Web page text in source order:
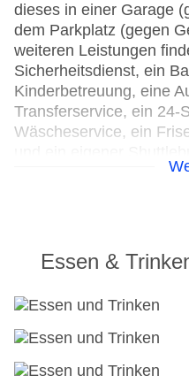
dieses in einer Garage
dem Parkplatz (gegen
weiteren Leistungen
Sicherheitsdienst, ein
Kinderbetreuung, eine
Transferservice, ein 24-
Wäscheservice, ein
Umgebung per Rad
weiter und bietet ein
Parkplatz: gegen
Check-in von: 15:00:00
Konferenzraum
Essen &